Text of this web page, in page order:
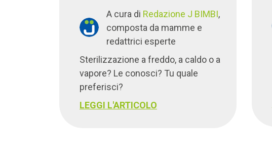
A cura di Redazione J BIMBI,
composta da mamme e
redattrici esperte
Sterilizzazione a freddo, a caldo o a
vapore? Le conosci? Tu quale
preferisci?
LEGGI L'ARTICOLO